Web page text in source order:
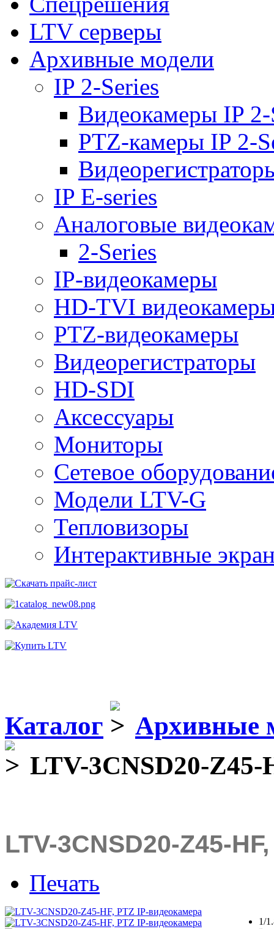
LTV серверы
Архивные модели
IP 2-Series
Видеокамеры IP 2-
PTZ-камеры IP 2-
IP E-series
Аналоговые
2-Series
IP-видеокамеры
HD-TVI
PTZ-видеокамеры
Видеорегистраторы
HD-SDI
Аксессуары
Мониторы
Сетевое
Модели LTV-G
Тепловизоры
Интерактивные
Каталог
Архивные
LTV-3CNSD20-Z45-
LTV-3CNSD20-Z45-
Печать
1/